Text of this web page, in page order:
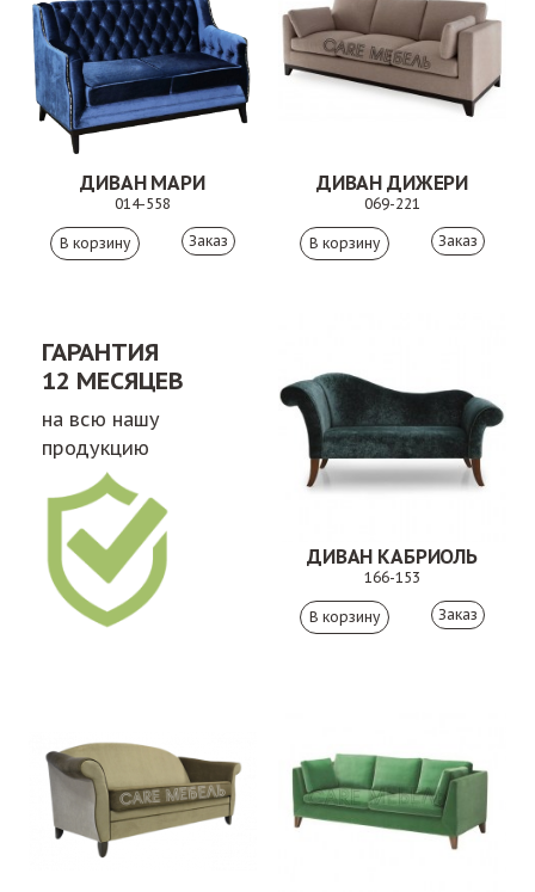
ДИВАН МАРИ
014-558
Заказ
ДИВАН ДИЖЕРИ
069-221
Заказ
ГАРАНТИЯ
12 МЕСЯЦЕВ
на всю нашу
продукцию
ДИВАН КАБРИОЛЬ
166-153
Заказ